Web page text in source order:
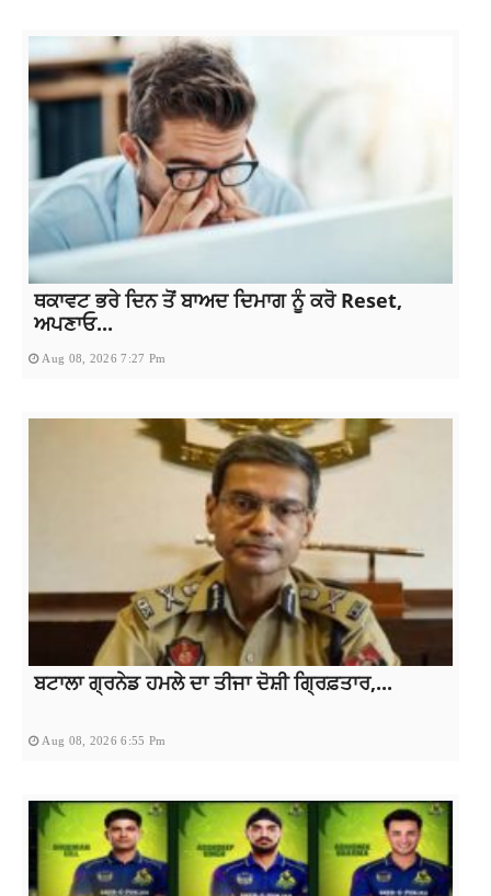
ਥਕਾਵਟ ਭਰੇ ਦਿਨ ਤੋਂ ਬਾਅਦ ਦਿਮਾਗ ਨੂੰ ਕਰੋ Reset,
ਅਪਣਾਓ...
Aug 08, 2026 7:27 Pm
ਬਟਾਲਾ ਗ੍ਰਨੇਡ ਹਮਲੇ ਦਾ ਤੀਜਾ ਦੋਸ਼ੀ ਗ੍ਰਿਫ਼ਤਾਰ,...
Aug 08, 2026 6:55 Pm